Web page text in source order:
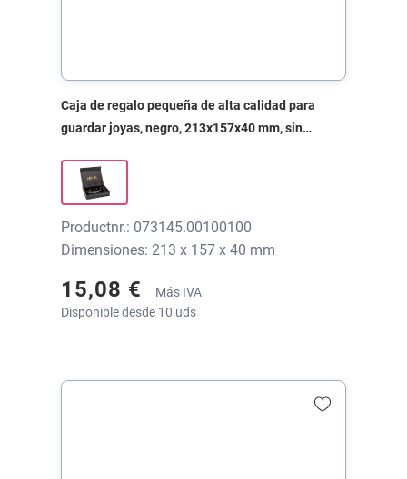
Caja de regalo pequeña de alta calidad para
guardar joyas, negro, 213x157x40 mm, sin
Productnr.: 073145.00100100
Dimensiones: 213 x 157 x 40 mm
15,08 €
Más IVA
Disponible desde 10 uds